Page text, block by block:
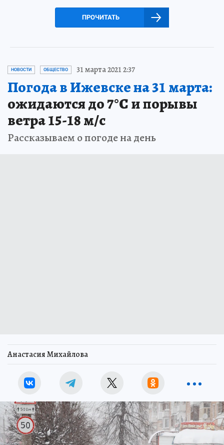
ПРОЧИТАТЬ
НОВОСТИ ОБЩЕСТВО 31 марта 2021 2:37
Погода в Ижевске на 31 марта:
ожидаются до 7°С и порывы
ветра 15-18 м/с
Рассказываем о погоде на день
Анастасия Михайлова